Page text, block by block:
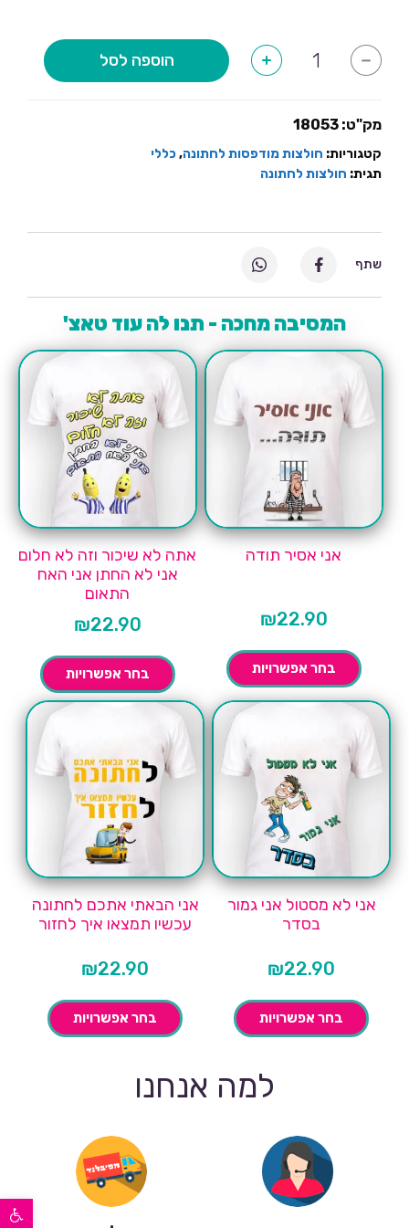
פתח סרגל נגישות
-
של
הסוני
+ הוספה לסל
מק"ט: 18053
קטגוריות: חולצות מודפסות לחתונה,כללי
תגית: חולצות לחתונה
המסיבה מחכה - תנו לה עוד טאצ'
אני אסיר תודה
₪22.90
בחר אפשרויות
אתה לא שיכור וזה לא חלום
אני לא החתן אני האח
התאום
₪22.90
בחר אפשרויות
אני לא מסטול אני גמור
בסדר
₪22.90
בחר אפשרויות
אני הבאתי אתכם לחתונה
עכשיו תמצאו איך לחזור
₪22.90
בחר אפשרויות
שתף
למה אנחנו